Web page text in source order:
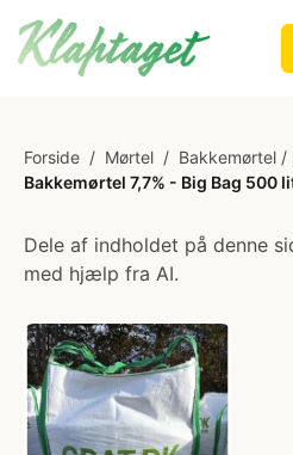
Forside / Mørtel / Bakkemørtel /
Bakkemørtel 7,7% - Big Bag 500
Dele af indholdet på denne
med hjælp fra AI.